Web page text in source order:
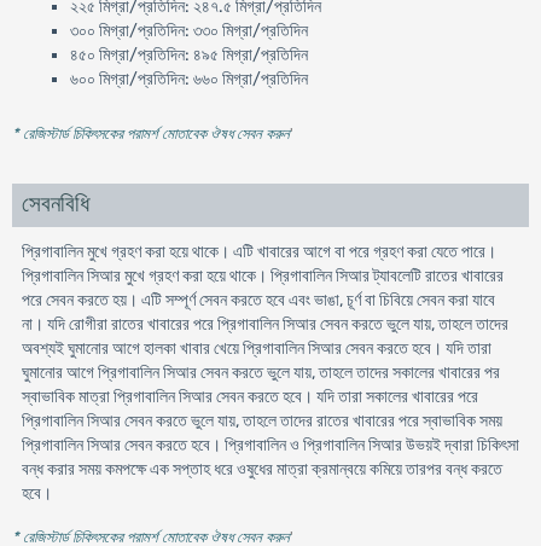
২২৫ মিগ্রা/প্রতিদিন: ২৪৭.৫ মিগ্রা/প্রতিদিন
৩০০ মিগ্রা/প্রতিদিন: ৩৩০ মিগ্রা/প্রতিদিন
৪৫০ মিগ্রা/প্রতিদিন: ৪৯৫ মিগ্রা/প্রতিদিন
৬০০ মিগ্রা/প্রতিদিন: ৬৬০ মিগ্রা/প্রতিদিন
* রেজিস্টার্ড চিকিৎসকের পরামর্শ মোতাবেক ঔষধ সেবন করুন'
সেবনবিধি
প্রিগাবালিন মুখে গ্রহণ করা হয়ে থাকে। এটি খাবারের আগে বা পরে গ্রহণ করা যেতে পারে।
প্রিগাবালিন সিআর মুখে গ্রহণ করা হয়ে থাকে। প্রিগাবালিন সিআর ট্যাবলেটি রাতের খাবারের
পরে সেবন করতে হয়। এটি সম্পূর্ণ সেবন করতে হবে এবং ভাঙা, চূর্ণ বা চিবিয়ে সেবন করা যাবে
না। যদি রোগীরা রাতের খাবারের পরে প্রিগাবালিন সিআর সেবন করতে ভুলে যায়, তাহলে তাদের
অবশ্যই ঘুমানোর আগে হালকা খাবার খেয়ে প্রিগাবালিন সিআর সেবন করতে হবে। যদি তারা
ঘুমানোর আগে প্রিগাবালিন সিআর সেবন করতে ভুলে যায়, তাহলে তাদের সকালের খাবারের পর
স্বাভাবিক মাত্রা প্রিগাবালিন সিআর সেবন করতে হবে। যদি তারা সকালের খাবারের পরে
প্রিগাবালিন সিআর সেবন করতে ভুলে যায়, তাহলে তাদের রাতের খাবারের পরে স্বাভাবিক সময়
প্রিগাবালিন সিআর সেবন করতে হবে। প্রিগাবালিন ও প্রিগাবালিন সিআর উভয়ই দ্বারা চিকিৎসা
বন্ধ করার সময় কমপক্ষে এক সপ্তাহ ধরে ওষুধের মাত্রা ক্রমান্বয়ে কমিয়ে তারপর বন্ধ করতে
হবে।
* রেজিস্টার্ড চিকিৎসকের পরামর্শ মোতাবেক ঔষধ সেবন করুন'